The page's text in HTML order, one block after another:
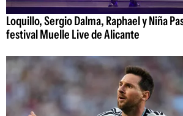
Loquillo, Sergio Dalma, Raphael y Niña
festival Muelle Live de Alicante